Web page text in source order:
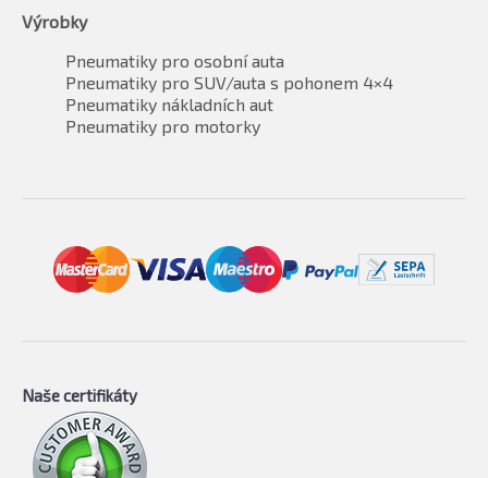
Výrobky
Pneumatiky pro osobní auta
Pneumatiky pro SUV/auta s pohonem 4×4
Pneumatiky nákladních aut
Pneumatiky pro motorky
Naše certifikáty